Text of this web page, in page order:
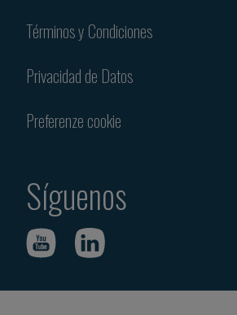
Términos y Condiciones
Privacidad de Datos
Preferenze cookie
Síguenos